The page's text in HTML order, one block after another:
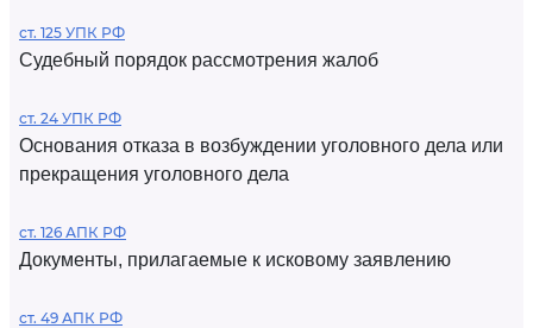
ст. 125 УПК РФ
Судебный порядок рассмотрения жалоб
ст. 24 УПК РФ
Основания отказа в возбуждении уголовного дела или
прекращения уголовного дела
ст. 126 АПК РФ
Документы, прилагаемые к исковому заявлению
ст. 49 АПК РФ